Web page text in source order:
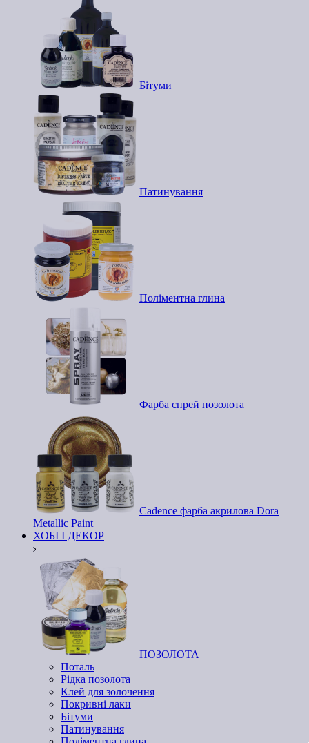
Бітуми
Патинування
Поліментна глина
Фарба спрей позолота
Cadence фарба акрилова Dora
Metallic Paint
ХОБІ І ДЕКОР
ПОЗОЛОТА
Поталь
Рідка позолота
Клей для золочення
Покривні лаки
Бітуми
Патинування